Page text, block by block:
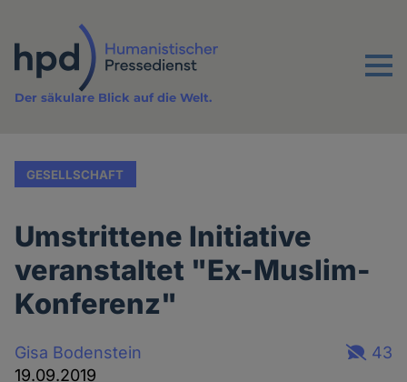
Inhalt
Menu
Der säkulare Blick auf die Welt.
GESELLSCHAFT
Umstrittene Initiative
veranstaltet "Ex-Muslim-
Konferenz"
Gisa Bodenstein
19.09.2019
43